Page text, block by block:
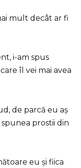
mult decât ar fi
i-am spus
îl vei mai avea
de parcă eu aș
prostii din
eu și fiica